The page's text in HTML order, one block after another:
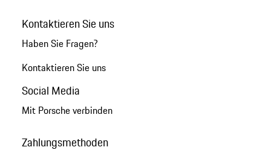
Kontaktieren Sie uns
Haben Sie Fragen?
Kontaktieren Sie uns
Social Media
Mit Porsche verbinden
Zahlungsmethoden